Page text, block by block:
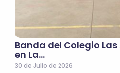
Banda del Colegio
en La…
30 de Julio de 2026